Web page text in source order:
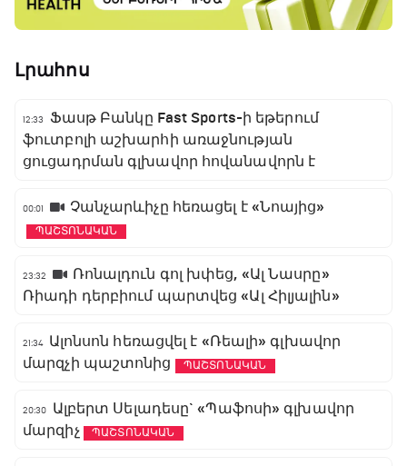
Լրահոս
12:33
Ֆասթ Բանկը Fast Sports-ի եթերում
ֆուտբոլի աշխարհի առաջնության
ցուցադրման գլխավոր հովանավորն է
00:01 Չանչարևիչը հեռացել է «Նոայից»
ՊԱՇՏՈՆԱԿԱՆ
23:32
Ռոնալդուն գոլ խփեց, «Ալ Նասրը»
Ռիադի դերբիում պարտվեց «Ալ Հիլյալին»
21:34 Ալոնսոն հեռացվել է «Ռեալի» գլխավոր
մարզչի պաշտոնից
ՊԱՇՏՈՆԱԿԱՆ
20:30
Ալբերտ Սելադեսը` «Պաֆոսի» գլխավոր
մարզիչ
ՊԱՇՏՈՆԱԿԱՆ